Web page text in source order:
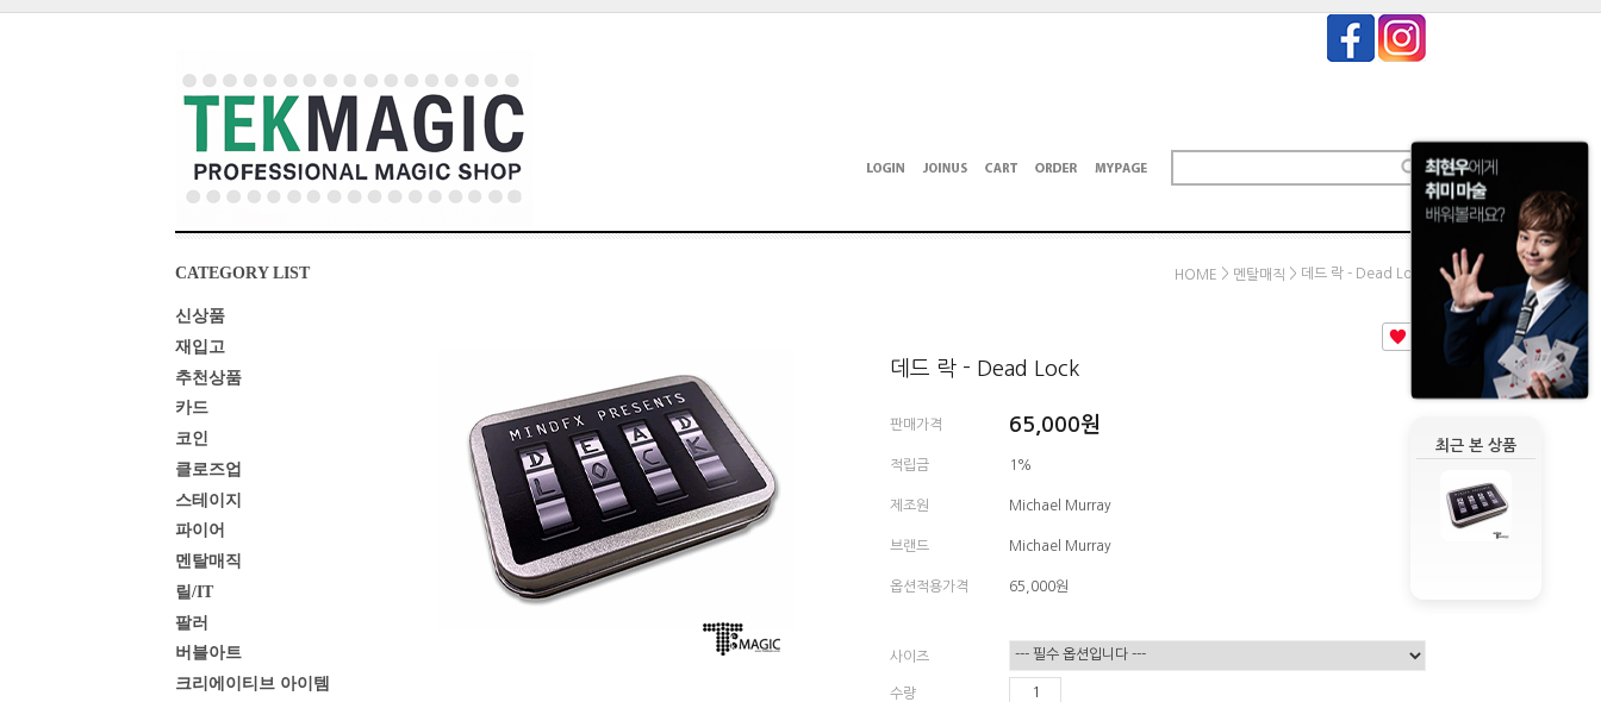
최근 본 상품
CATEGORY LIST
신상품
재입고
추천상품
카드
코인
클로즈업
스테이지
파이어
멘탈매직
릴/IT
팔러
버블아트
크리에이티브 아이템
HOME > 멘탈매직 > 데드 락 - Dead Lock
데드 락 - Dead Lock
판매가격 65,000원
적립금 1%
제조원 Michael Murray
브랜드 Michael Murray
옵션적용가격 65,000원
사이즈
수량